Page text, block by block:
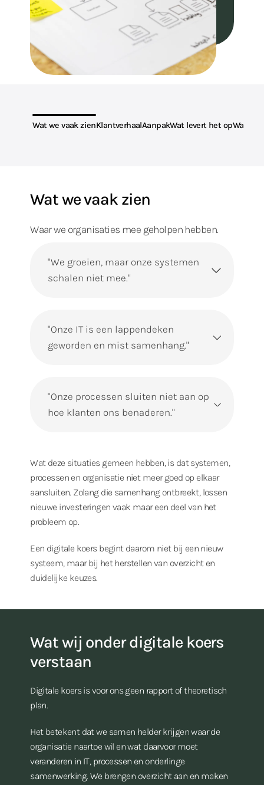
Op deze pagina:
Wat we vaak zienKlantverhaalAanpakWat levert het opWaarom
Wat we vaak zien
Waar we organisaties mee geholpen hebben.
"We groeien, maar onze systemen
schalen niet mee."
"Onze IT is een lappendeken
geworden en mist samenhang."
"Onze processen sluiten niet aan op
hoe klanten ons benaderen."
Wat deze situaties gemeen hebben, is dat systemen,
processen en organisatie niet meer goed op elkaar
aansluiten. Zolang die samenhang ontbreekt, lossen
nieuwe investeringen vaak maar een deel van het
probleem op.
Een digitale koers begint daarom niet bij een nieuw
systeem, maar bij het herstellen van overzicht en
duidelijke keuzes.
Wat wij onder digitale koers
verstaan
Digitale koers is voor ons geen rapport of theoretisch
plan.
Het betekent dat we samen helder krijgen waar de
organisatie naartoe wil en wat daarvoor moet
veranderen in IT, processen en onderlinge
samenwerking. We brengen overzicht aan en maken